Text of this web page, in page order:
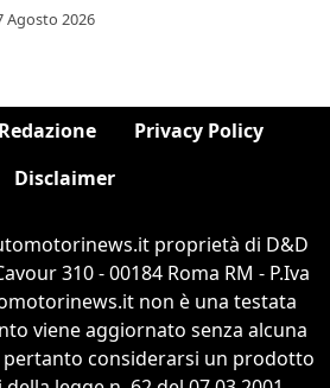
Agosto 2026
Redazione
Privacy Policy
Disclaimer
proprietà di D&D
310 - 00184 Roma RM - P.Iva
non è una testata
viene aggiornato senza alcuna
considerarsi un prodotto